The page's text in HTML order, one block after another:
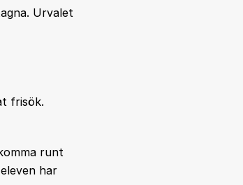
Urvalet
frisök.
runt
har